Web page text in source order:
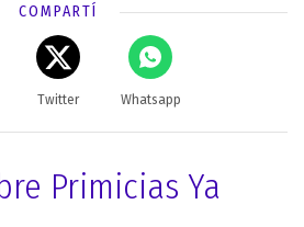
COMPARTÍ
Twitter Whatsapp
Primicias Ya